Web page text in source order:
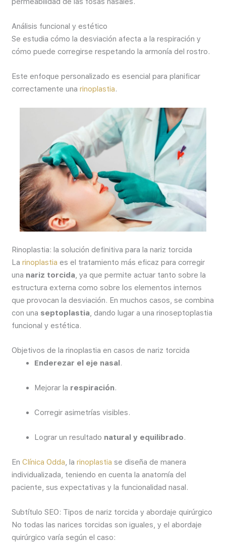
Análisis funcional y estético
Se estudia cómo la desviación afecta a la respiración y
cómo puede corregirse respetando la armonía del rostro.
Este enfoque personalizado es esencial para planificar
correctamente unarinoplastia.
Rinoplastia: la solución definitiva para la nariz torcida
Larinoplastia es el tratamiento más eficaz para corregir
una nariz torcida, ya que permite actuar tanto sobre la
estructura externa como sobre los elementos internos
que provocan la desviación. En muchos casos, se combina
con una septoplastia, dando lugar a una rinoseptoplastia
funcional y estética.
Objetivos de la rinoplastia en casos de nariz torcida
Enderezar el eje nasal.
Mejorar la respiración.
Corregir asimetrías visibles.
Lograr un resultado natural y equilibrado.
EnClínica Odda, larinoplastia se diseña de manera
individualizada, teniendo en cuenta la anatomía del
paciente, sus expectativas y la funcionalidad nasal.
Subtítulo SEO: Tipos de nariz torcida y abordaje quirúrgico
No todas las narices torcidas son iguales, y el abordaje
quirúrgico varía según el caso: